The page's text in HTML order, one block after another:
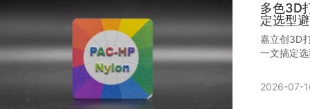
多色3D
定选型
嘉立创3D
一文搞定
2026-07-